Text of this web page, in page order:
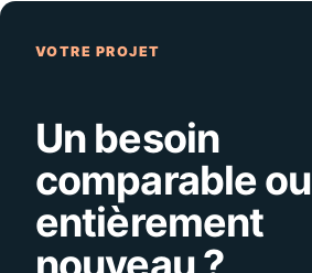
VOTRE PROJET
Un besoin
comparable ou
entièrement